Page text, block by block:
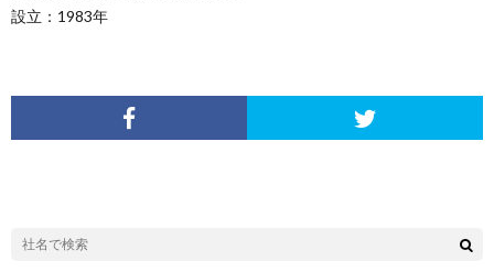
設立：1983年